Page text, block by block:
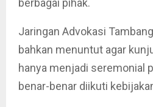
berbagai pihak.
Jaringan Advokasi
bahkan menuntut agar
hanya menjadi seremonial
benar-benar diikuti